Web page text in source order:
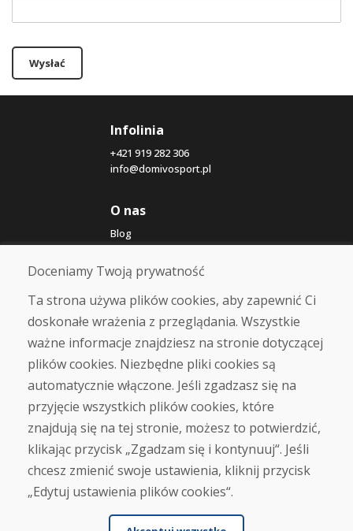
Wysłać
Infolinia
+421 919 282 306
info@domivosport.pl
O nas
Blog
O nas
Sklep
Kontakt
Zakup
Sklep internetowy
Warunki handlowe
Transport
Zapłata
Skarga
Zwrot i wymiana towaru
Ochrona danych osobowych
Cookies
Doceniamy Twoją prywatność
Ta strona używa plików cookies, aby zapewnić Ci
doskonałe wrażenia z przeglądania. Wszystkie
ważne informacje znajdziesz na stronie dotyczącej
plików cookies. Niezbędne pliki cookies są
automatycznie włączone. Jeśli zgadzasz się na
przyjęcie wszystkich plików cookies, które
znajdują się na tej stronie, możesz to potwierdzić,
klikając przycisk „Zgadzam się i kontynuuj“. Jeśli
chcesz zmienić swoje ustawienia, kliknij przycisk
„Edytuj ustawienia plików cookies“.